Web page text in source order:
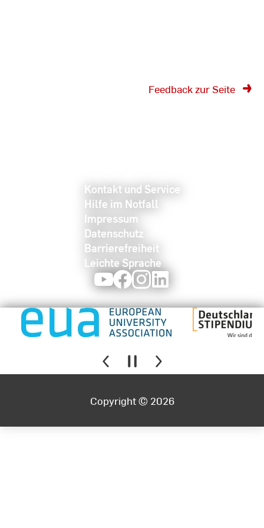
Feedback zur Seite
Kontakt und Service
Hilfe im Notfall
Impressum
Datenschutz
Barrierefreiheit
Leichte Sprache
YoutubeFacebookInstagram
Copyright © 2026